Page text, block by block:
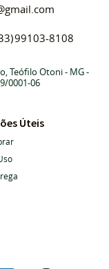
99103-8108
Teófilo Otoni- MG-
0001-06
Úteis